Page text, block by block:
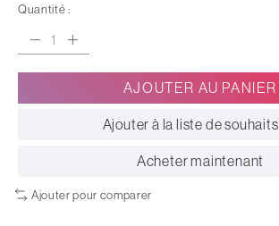
Quantité :
AJOUTER AU PANIER
Ajouter à la liste de souhaits
Acheter maintenant
Ajouter pour comparer